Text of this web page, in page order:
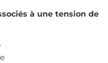
à une tension de